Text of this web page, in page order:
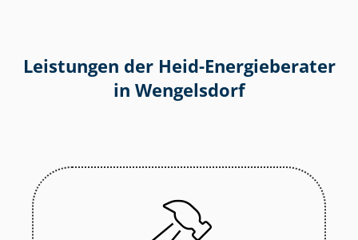
Leistungen der Heid-Energieberater
in Wengelsdorf